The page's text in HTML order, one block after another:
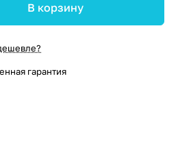
В корзину
гарантия